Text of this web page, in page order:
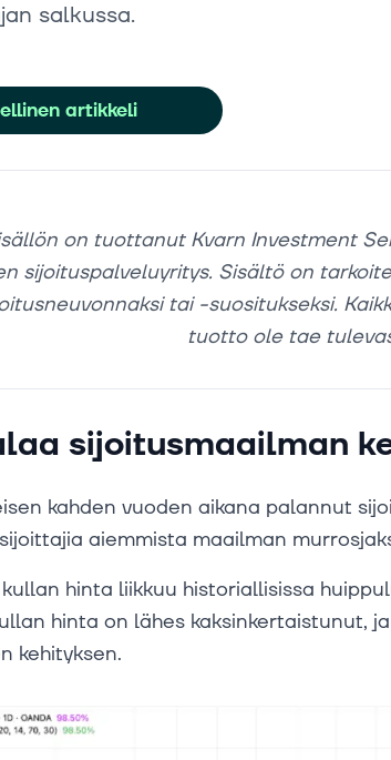
salkussa.
artikkeli
on tuottanut Kvarn Investment
sijoituspalveluyritys. Sisältö on
tai -suositukseksi.
tuotto ole tae
sijoitusmaailman
kahden vuoden aikana palannut
aiemmista maailman
hinta liikkuu historiallisissa
hinta on lähes kaksinkertaistunut,
kehityksen.